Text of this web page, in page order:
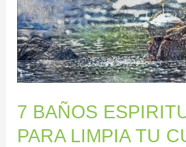
7 BAÑOS
PARA LIMPIA TU
CUERPO
Y
MENTE